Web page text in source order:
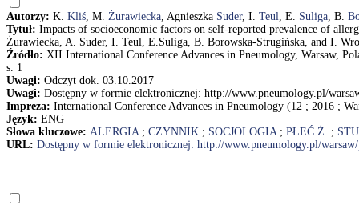
Autorzy: K. Kliś, M. Żurawiecka, Agnieszka Suder, I. Teul, E. Suliga, B.
Tytuł: Impacts of socioeconomic factors on self-reported prevalence of
Żurawiecka, A. Suder, I. Teul, E.Suliga, B. Borowska-Strugińska, and I.
Źródło: XII International Conference Advances in Pneumology, Warsaw,
s. 1
Uwagi: Odczyt dok. 03.10.2017
Uwagi: Dostępny w formie elektronicznej: http://www.pneumology.pl/
Impreza: International Conference Advances in Pneumology (12 ; 2016 ;
Język: ENG
Słowa kluczowe: ALERGIA; CZYNNIK ; SOCJOLOGIA; PŁEĆ Ż. ;
URL: Dostępny w formie elektronicznej: http://www.pneumology.pl/